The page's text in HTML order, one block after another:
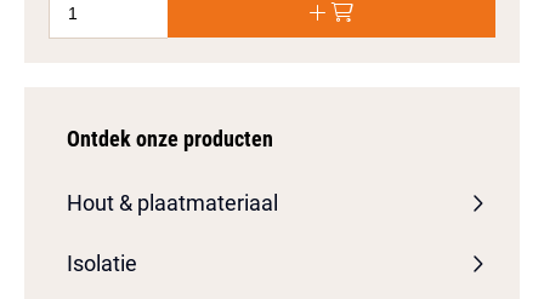
Ontdek onze producten
Hout & plaatmateriaal
Isolatie